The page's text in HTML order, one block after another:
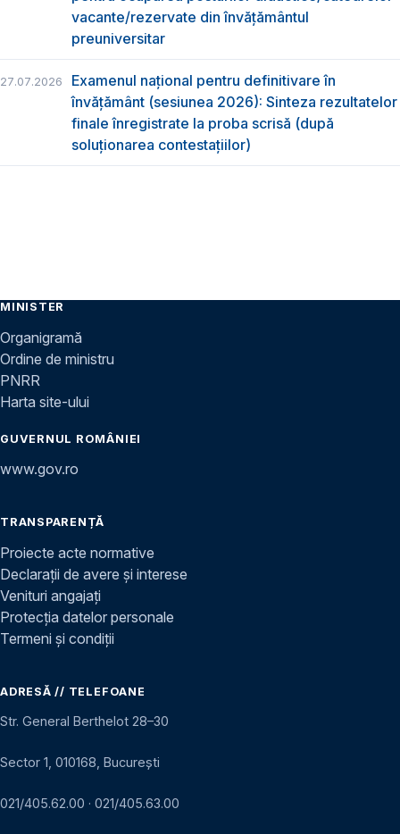
vacante/rezervate din învăţământul
preuniversitar
27.07.2026
Examenul național pentru definitivare în
învățământ (sesiunea 2026): Sinteza rezultatelor
finale înregistrate la proba scrisă (după
soluționarea contestațiilor)
MINISTER
Organigramă
Ordine de ministru
PNRR
Harta site-ului
GUVERNUL ROMÂNIEI
www.gov.ro
TRANSPARENȚĂ
Proiecte acte normative
Declarații de avere și interese
Venituri angajați
Protecția datelor personale
Termeni și condiții
ADRESĂ // TELEFOANE
Str. General Berthelot 28–30
Sector 1, 010168, București
021/405.62.00 · 021/405.63.00